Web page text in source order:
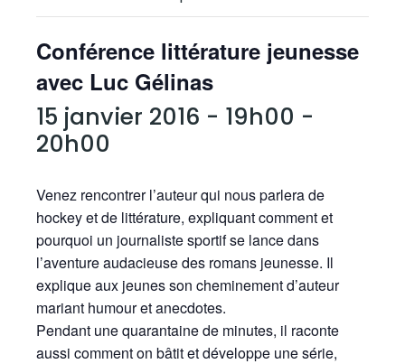
Conférence littérature jeunesse
avec Luc Gélinas
15 janvier 2016 - 19h00 -
20h00
Venez rencontrer l’auteur qui nous parlera de
hockey et de littérature, expliquant comment et
pourquoi un journaliste sportif se lance dans
l’aventure audacieuse des romans jeunesse. Il
explique aux jeunes son cheminement d’auteur
mariant humour et anecdotes.
Pendant une quarantaine de minutes, il raconte
aussi comment on bâtit et développe une série,